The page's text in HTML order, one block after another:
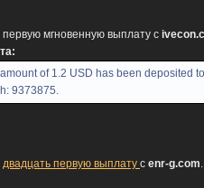
первую мгновенную выплату с
of 1.2 USD has been deposited
9373875.
двадцать первую выплату с enr-g.com.